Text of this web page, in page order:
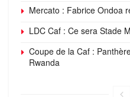
Mercato : Fabrice Ondoa
LDC Caf : Ce sera Stade
Coupe de la Caf :
Rwanda